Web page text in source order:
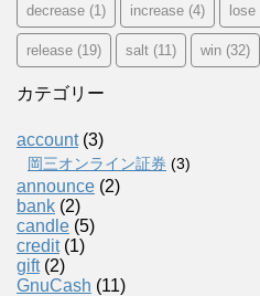
decrease (1) increase (4) lose
release (19) salt (11) win (32)
カテゴリー
account(3)
岡三オンライン証券 (3)
announce (2)
bank (2)
candle (5)
credit(1)
gift(2)
GnuCash (11)